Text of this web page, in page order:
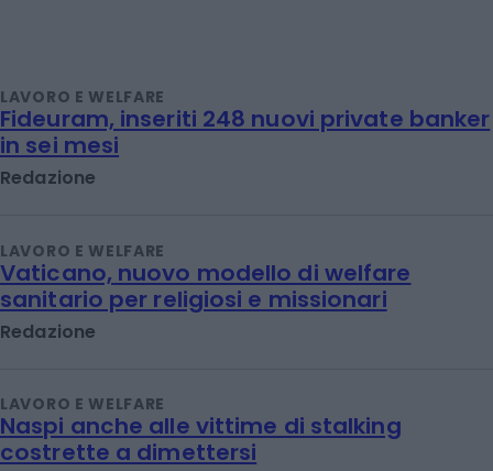
LAVORO E WELFARE
Fideuram, inseriti 248 nuovi private banker
in sei mesi
Redazione
LAVORO E WELFARE
Vaticano, nuovo modello di welfare
sanitario per religiosi e missionari
Redazione
LAVORO E WELFARE
Naspi anche alle vittime di stalking
costrette a dimettersi